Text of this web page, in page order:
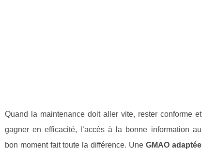
Quand la maintenance doit aller vite, rester conforme et
gagner en efficacité, l’accès à la bonne information au
bon moment fait toute la différence. Une GMAO adaptée